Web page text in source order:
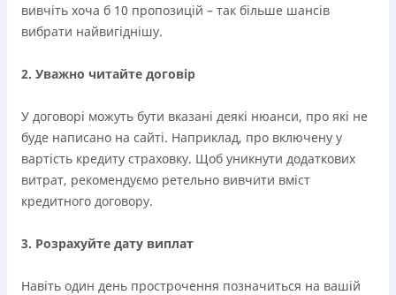
вивчіть хоча б 10 пропозицій – так більше шансів
вибрати найвигіднішу.
2. Уважно читайте договір
У договорі можуть бути вказані деякі нюанси, про які не
буде написано на сайті. Наприклад, про включену у
вартість кредиту страховку. Щоб уникнути додаткових
витрат, рекомендуємо ретельно вивчити вміст
кредитного договору.
3. Розрахуйте дату виплат
Навіть один день прострочення позначиться на вашій